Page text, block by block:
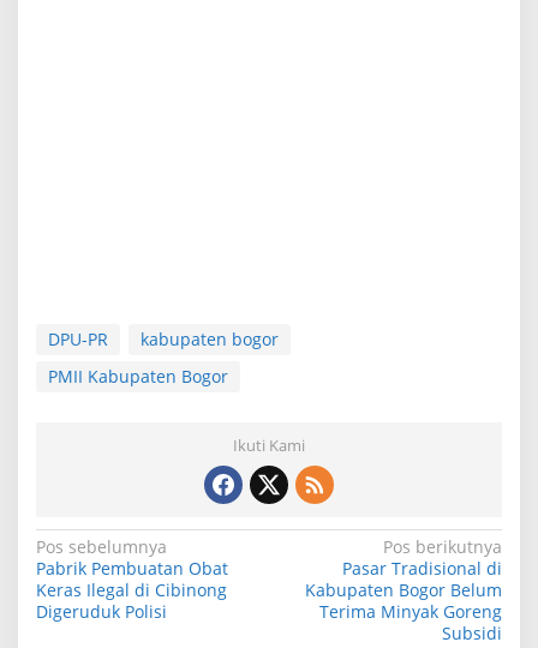
DPU-PR
kabupaten bogor
PMII Kabupaten Bogor
Ikuti Kami
N
a
v
Pos sebelumnya
Pabrik Pembuatan Obat
Keras Ilegal di Cibinong
Digeruduk Polisi
Pos berikutnya
Pasar Tradisional di
Kabupaten Bogor Belum
Terima Minyak Goreng
Subsidi